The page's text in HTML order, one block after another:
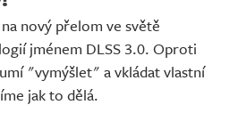
nový přelom ve světě
jménem DLSS 3.0. Oproti
"vymýšlet" a vkládat vlastní
jak to dělá.